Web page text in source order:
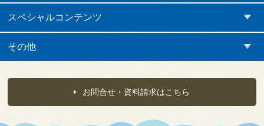
スペシャルコンテンツ
その他
お問合せ・資料請求はこちら